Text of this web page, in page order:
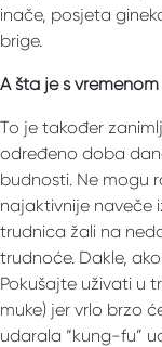
inače, posjeta
brige.
A šta je s
To je također
određeno doba
budnosti. Ne mogu
najaktivnije naveče
trudnica žali na
trudnoće. Dakle,
Pokušajte uživati ​​u
muke) jer vrlo brzo
udarala “kung-fu”